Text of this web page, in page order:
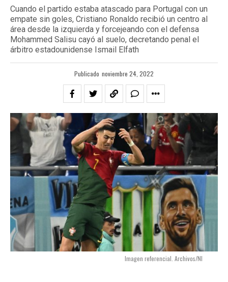
Cuando el partido estaba atascado para Portugal con un
empate sin goles, Cristiano Ronaldo recibió un centro al
área desde la izquierda y forcejeando con el defensa
Mohammed Salisu cayó al suelo, decretando penal el
árbitro estadounidense Ismail Elfath
Publicado noviembre 24, 2022
Imagen referencial. Archivos/NI